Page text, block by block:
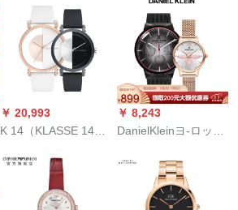
水クウォード女性腕
时计正版天然クロソ
ルテア
インバーン男性用フ
ァッション学生用腕
時計FLM 38-288-
78001
￥ 20,993
K 14（KLASSE 14）
男女カップルモデル
欧米腕時計ファッシ
ョンクウォークウオ
￥ 8,243
DanielKleinヨ-ロッパ
リセットです。